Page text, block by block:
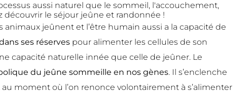
aussi naturel que le sommeil, l'accouchement,
découvrir le séjour jeûne et randonnée !
animaux jeûnent et l’être humain aussi a la capacité de
ses réserves pour alimenter les cellules de son
capacité naturelle innée que celle de jeûner. Le
du jeûne sommeille en nos gènes. Il s’enclenche
moment où l’on renonce volontairement à s’alimenter